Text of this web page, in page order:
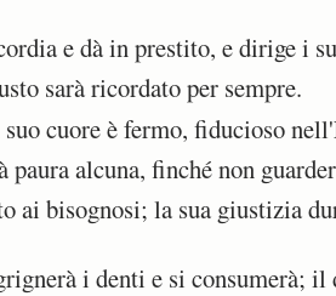
e dà in prestito, e dirige i
sarà ricordato per sempre.
cuore è fermo, fiducioso
alcuna, finché non
ai bisognosi; la sua giustizia
i denti e si consumerà;